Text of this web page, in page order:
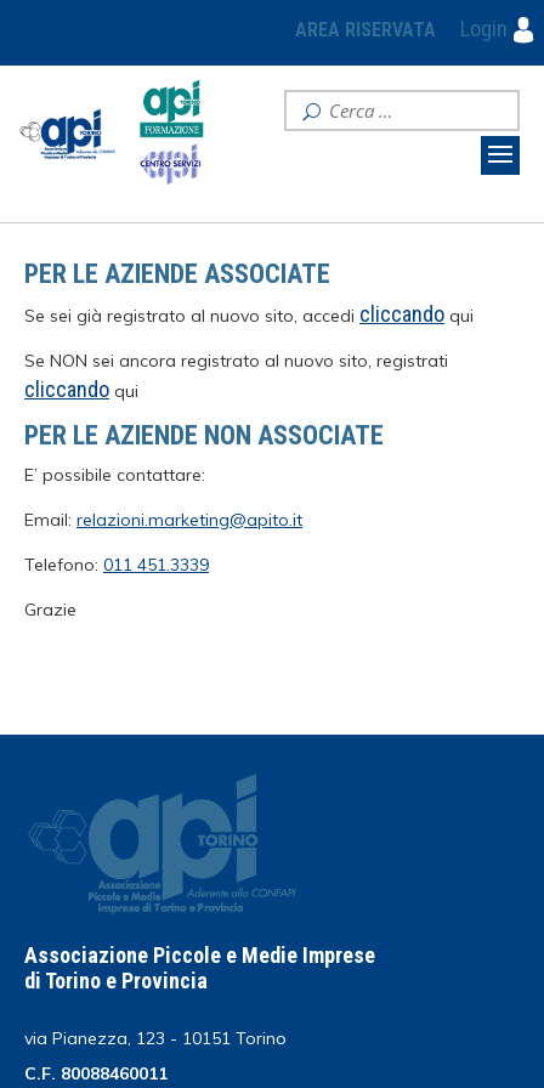
AREA RISERVATA Login
PER LE AZIENDE ASSOCIATE
Se sei già registrato al nuovo sito, accedi cliccando qui
Se NON sei ancora registrato al nuovo sito, registrati
cliccando qui
PER LE AZIENDE NON ASSOCIATE
E’ possibile contattare:
Email: relazioni.marketing@apito.it
Telefono: 011 451.3339
Grazie
Associazione Piccole e Medie Imprese
di Torino e Provincia
via Pianezza, 123 - 10151 Torino
C.F. 80088460011